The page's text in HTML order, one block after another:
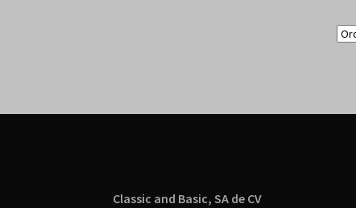
Classic and Basic, SA de CV